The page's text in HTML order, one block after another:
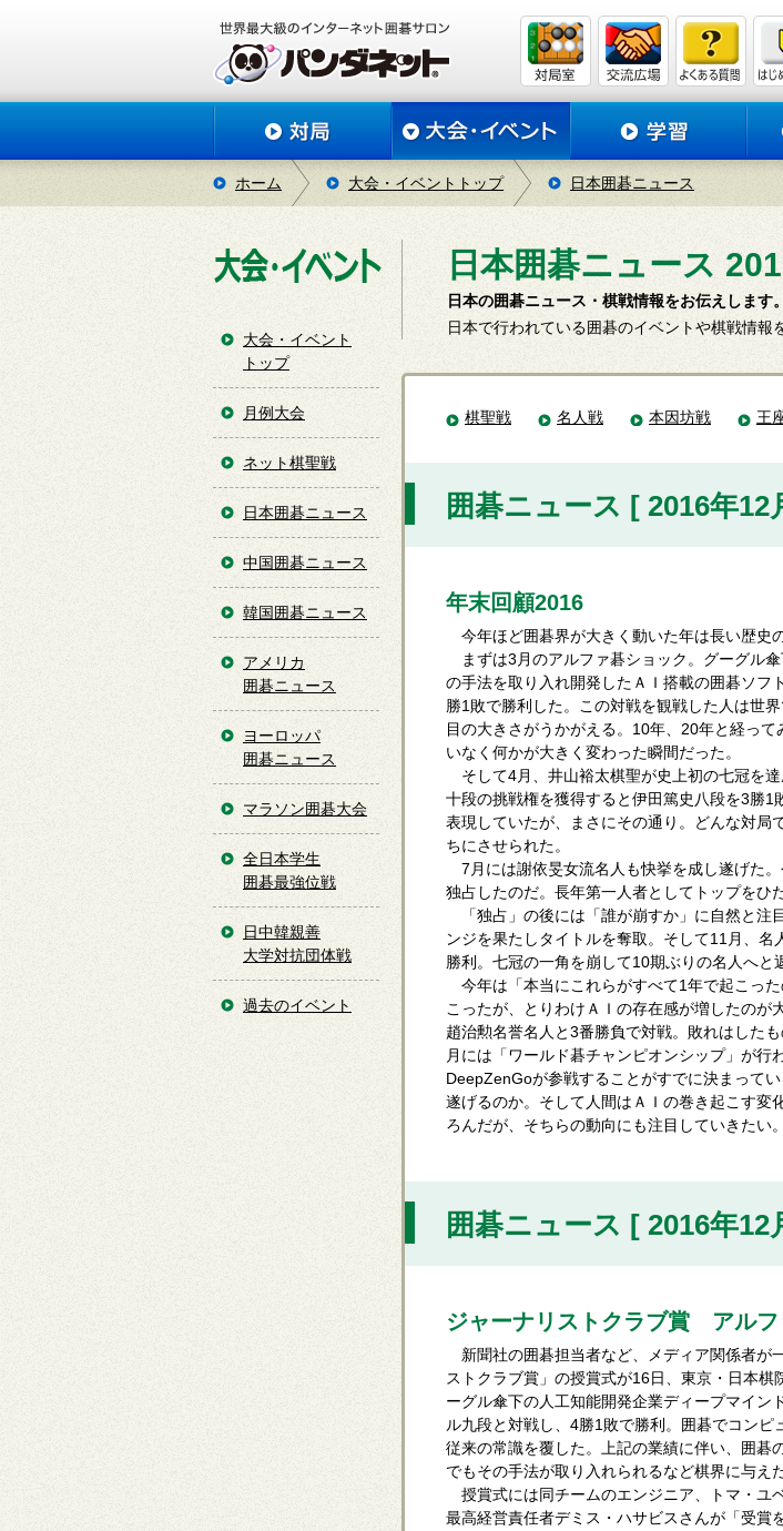
ホーム 大会・イベントトップ 日本囲碁ニュース
日本囲碁ニュース
日本の囲碁ニュース・棋戦情報をお伝えします。
日本で行われている囲碁のイベントや棋戦情報
棋聖戦 名人戦 本因坊戦 王
囲碁ニュース [ 2016年12
年末回顧2016
今年ほど囲碁界が大きく動いた年は長い歴史
まずは3月のアルファ碁ショック。グーグル
の手法を取り入れ開発したＡＩ搭載の囲碁ソフ
勝1敗で勝利した。この対戦を観戦した人は世
目の大きさがうかがえる。10年、20年と経っ
いなく何かが大きく変わった瞬間だった。
そして4月、井山裕太棋聖が史上初の七冠を
十段の挑戦権を獲得すると伊田篤史八段を3勝
表現していたが、まさにその通り。どんな対局
ちにさせられた。
7月には謝依旻女流名人も快挙を成し遂げた
独占したのだ。長年第一人者としてトップをひ
「独占」の後には「誰が崩すか」に自然と注
ンジを果たしタイトルを奪取。そして11月、
勝利。七冠の一角を崩して10期ぶりの名人へと
今年は「本当にこれらがすべて1年で起こっ
こったが、とりわけＡＩの存在感が増したの
趙治勲名誉名人と3番勝負で対戦。敗れはした
月には「ワールド碁チャンピオンシップ」が行
DeepZenGoが参戦することがすでに決まって
遂げるのか。そして人間はＡＩの巻き起こす変
ろんだが、そちらの動向にも注目していきたい。
囲碁ニュース [ 2016年12
ジャーナリストクラブ賞 アルフ
新聞社の囲碁担当者など、メディア関係者が
ストクラブ賞」の授賞式が16日、東京・日本
ーグル傘下の人工知能開発企業ディープマイン
ル九段と対戦し、4勝1敗で勝利。囲碁でコン
従来の常識を覆した。上記の業績に伴い、囲碁
でもその手法が取り入れられるなど棋界に与え
授賞式には同チームのエンジニア、トマ・ユ
最高経営責任者デミス・ハサビスさんが「受賞
大会・イベント
トップ
月例大会
ネット棋聖戦
日本囲碁ニュース
中国囲碁ニュース
韓国囲碁ニュース
アメリカ
囲碁ニュース
ヨーロッパ
囲碁ニュース
マラソン囲碁大会
全日本学生
囲碁最強位戦
日中韓親善
大学対抗団体戦
過去のイベント